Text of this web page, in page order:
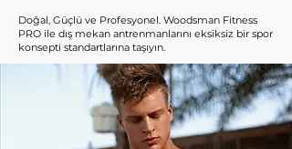
Doğal, Güçlü ve Profesyonel. Woodsman Fitness
PRO ile dış mekan antrenmanlarını eksiksiz bir spor
konsepti standartlarına taşıyın.